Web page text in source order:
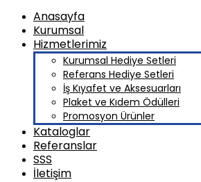
Anasayfa
Kurumsal
Hizmetlerimiz
Kurumsal Hediye Setleri
Referans Hediye Setleri
İş Kıyafet ve Aksesuarları
Plaket ve Kıdem Ödülleri
Promosyon Ürünler
Kataloglar
Referanslar
SSS
İletişim